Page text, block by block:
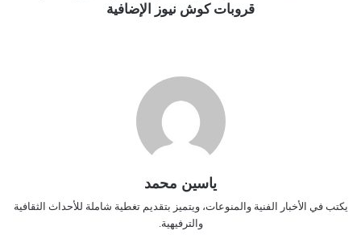
قروبات كوش نيوز الإضافية
ياسين محمد
يكتب في الأخبار الفنية والمنوعات، ويتميز بتقديم تغطية شاملة للأحداث الثقافية
والترفيهية.